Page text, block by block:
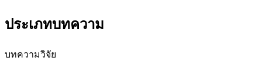
ประเภทบทความ
บทความวิจัย